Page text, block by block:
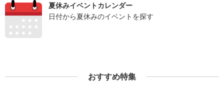
夏休みイベントカレンダー
日付から夏休みのイベントを探す
おすすめ特集